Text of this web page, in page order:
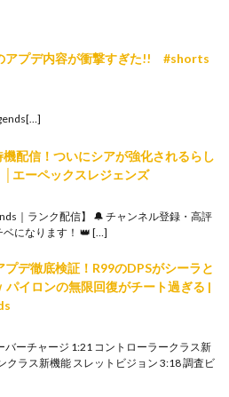
アプデ内容が衝撃すぎた!! #shorts
配信！ついにシアが強化されるらし
│エーペックスレジェンズ
｜ランク配信】 🔔 チャンネル登録・高評
になります！ 👑 […]
プデ徹底検証！R99のDPSがシーラと
パイロンの無限回復がチート過ぎる |
バーチャージ 1:21 コントローラークラス新
クラス新機能 スレットビジョン 3:18 調査ビ